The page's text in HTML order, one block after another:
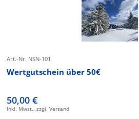
Art.-Nr. NSN-101
Wertgutschein über 50€
50,00 €
inkl. Mwst., zzgl. Versand